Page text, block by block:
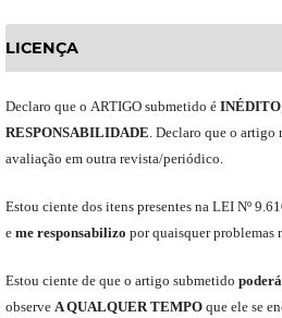
LICENÇA
Declaro que o ARTIGO submetido é INÉDITO,
RESPONSABILIDADE Declaro que o artigo
avaliação em outra revista/periódico.
Estou ciente dos itens presentes na LEI Nº
e meresponsabilizo por quaisquer problemas
Estou ciente de que o artigo submetido
observe A QUALQUER TEMPOque elese